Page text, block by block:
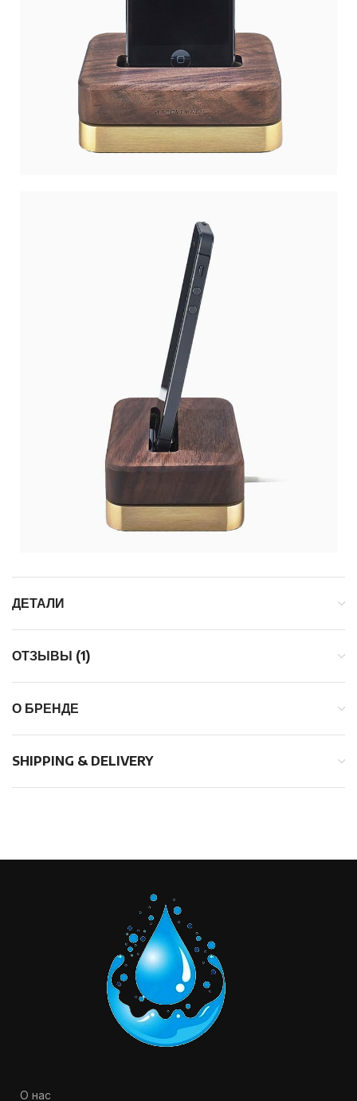
ДЕТАЛИ
ОТЗЫВЫ (1)
О БРЕНДЕ
SHIPPING & DELIVERY
О нас